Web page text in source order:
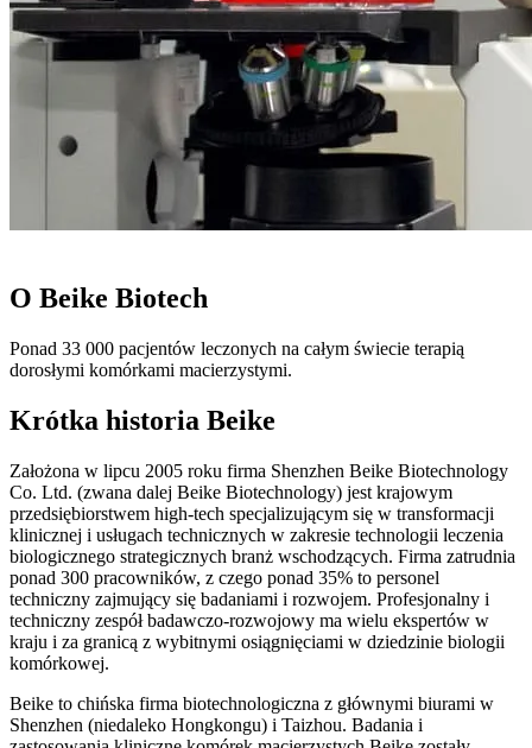
O Beike Biotech
Ponad 33 000 pacjentów leczonych na całym świecie terapią
dorosłymi komórkami macierzystymi.
Krótka historia Beike
Założona w lipcu 2005 roku firma Shenzhen Beike Biotechnology
Co. Ltd. (zwana dalej Beike Biotechnology) jest krajowym
przedsiębiorstwem high-tech specjalizującym się w transformacji
klinicznej i usługach technicznych w zakresie technologii leczenia
biologicznego strategicznych branż wschodzących. Firma zatrudnia
ponad 300 pracowników, z czego ponad 35% to personel
techniczny zajmujący się badaniami i rozwojem. Profesjonalny i
techniczny zespół badawczo-rozwojowy ma wielu ekspertów w
kraju i za granicą z wybitnymi osiągnięciami w dziedzinie biologii
komórkowej.
Beike to chińska firma biotechnologiczna z głównymi biurami w
Shenzhen (niedaleko Hongkongu) i Taizhou. Badania i